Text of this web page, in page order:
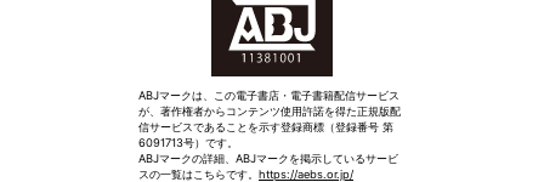
ABJマークは、この電子書店・電子書籍配信サービス
が、著作権者からコンテンツ使用許諾を得た正規版配
信サービスであることを示す登録商標（登録番号 第
6091713号）です。
ABJマークの詳細、ABJマークを掲示しているサービ
スの一覧はこちらです。 https://aebs.or.jp/